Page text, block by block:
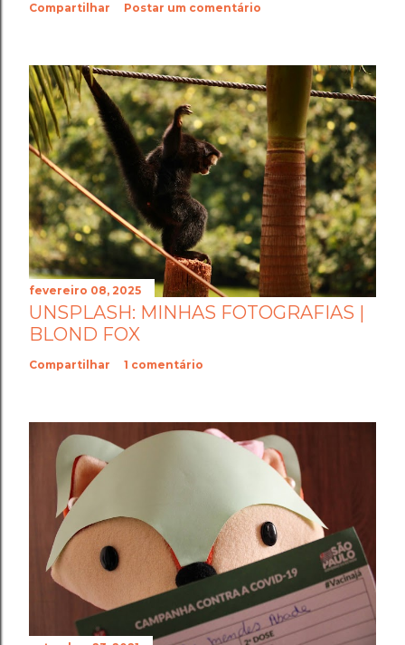
Compartilhar Postar um comentário
fevereiro 08, 2025
UNSPLASH: MINHAS FOTOGRAFIAS |
BLOND FOX
Compartilhar 1 comentário